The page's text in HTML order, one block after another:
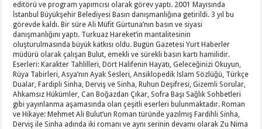
editörü ve program yapımcısı olarak görev yaptı. 2001 Mayısında
İstanbul Büyükşehir Belediyesi Basın danışmanlığına getirildi. 3 yıl bu
görevde kaldı. Bir süre Ali Müfit Gürtuna’nın basın ve siyasi
danışmanlığını yaptı. Turkuaz Hareket’in mantalitesinin
oluşturulmasında büyük katkısı oldu. Bugün Gazetesi Yurt Haberler
müdürü olarak çalışan Bulut, emekli ve sürekli basın kartı hamilidir.
Eserleri: Karakter Tahlilleri, Dört Halifenin Hayatı, Geleceğinizi Okuyun,
Rüya Tabirleri, Asya’nın Ayak Sesleri, Ansiklopedik İslam Sözlüğü, Türkçe
Dualar, Fardipli Sinha, Derviş ve Sinha, Ruhun Deşifresi, Gizemli Sorular,
Ahkamsız Hükümler, Can Boğazdan Çıkar, Sofra Başı Sağlık Sohbetleri
gibi yayınlanma aşamasında olan çeşitli eserleri bulunmaktadır. Roman
ve Hikaye: Mehmet Ali Bulut’un Roman türünde yazılmış Fardihli Sinha,
Derviş ile Sinha adında iki romanı ve aynı serinin devamı olarak Zu Nima